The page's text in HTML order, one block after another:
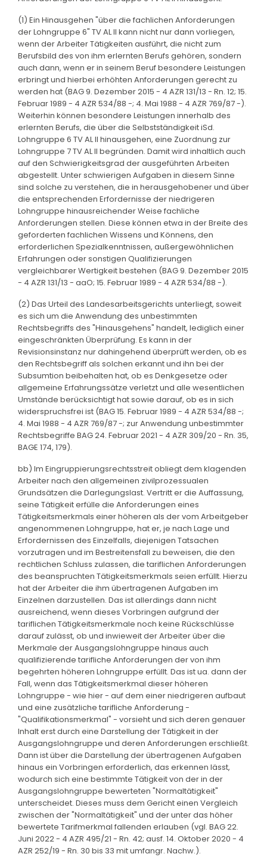
(1) Ein Hinausgehen "über die fachlichen Anforderungen
der Lohngruppe 6" TV AL II kann nicht nur dann vorliegen,
wenn der Arbeiter Tätigkeiten ausführt, die nicht zum
Berufsbild des von ihm erlernten Berufs gehören, sondern
auch dann, wenn er in seinem Beruf besondere Leistungen
erbringt und hierbei erhöhten Anforderungen gerecht zu
werden hat (BAG 9. Dezember 2015 - 4 AZR 131/13 - Rn. 12; 15.
Februar 1989 - 4 AZR 534/88 -; 4. Mai 1988 - 4 AZR 769/87 -).
Weiterhin können besondere Leistungen innerhalb des
erlernten Berufs, die über die Selbstständigkeit iSd.
Lohngruppe 6 TV AL II hinausgehen, eine Zuordnung zur
Lohngruppe 7 TV AL II begründen. Damit wird inhaltlich auch
auf den Schwierigkeitsgrad der ausgeführten Arbeiten
abgestellt. Unter schwierigen Aufgaben in diesem Sinne
sind solche zu verstehen, die in herausgehobener und über
die entsprechenden Erfordernisse der niedrigeren
Lohngruppe hinausreichender Weise fachliche
Anforderungen stellen. Diese können etwa in der Breite des
geforderten fachlichen Wissens und Könnens, den
erforderlichen Spezialkenntnissen, außergewöhnlichen
Erfahrungen oder sonstigen Qualifizierungen
vergleichbarer Wertigkeit bestehen (BAG 9. Dezember 2015
- 4 AZR 131/13 - aaO; 15. Februar 1989 - 4 AZR 534/88 -).
(2) Das Urteil des Landesarbeitsgerichts unterliegt, soweit
es sich um die Anwendung des unbestimmten
Rechtsbegriffs des "Hinausgehens" handelt, lediglich einer
eingeschränkten Überprüfung. Es kann in der
Revisionsinstanz nur dahingehend überprüft werden, ob es
den Rechtsbegriff als solchen erkannt und ihn bei der
Subsumtion beibehalten hat, ob es Denkgesetze oder
allgemeine Erfahrungssätze verletzt und alle wesentlichen
Umstände berücksichtigt hat sowie darauf, ob es in sich
widerspruchsfrei ist (BAG 15. Februar 1989 - 4 AZR 534/88 -;
4. Mai 1988 - 4 AZR 769/87 -; zur Anwendung unbestimmter
Rechtsbegriffe BAG 24. Februar 2021 - 4 AZR 309/20 - Rn. 35,
BAGE 174, 179).
bb) Im Eingruppierungsrechtsstreit obliegt dem klagenden
Arbeiter nach den allgemeinen zivilprozessualen
Grundsätzen die Darlegungslast. Vertritt er die Auffassung,
seine Tätigkeit erfülle die Anforderungen eines
Tätigkeitsmerkmals einer höheren als der vom Arbeitgeber
angenommenen Lohngruppe, hat er, je nach Lage und
Erfordernissen des Einzelfalls, diejenigen Tatsachen
vorzutragen und im Bestreitensfall zu beweisen, die den
rechtlichen Schluss zulassen, die tariflichen Anforderungen
des beanspruchten Tätigkeitsmerkmals seien erfüllt. Hierzu
hat der Arbeiter die ihm übertragenen Aufgaben im
Einzelnen darzustellen. Das ist allerdings dann nicht
ausreichend, wenn dieses Vorbringen aufgrund der
tariflichen Tätigkeitsmerkmale noch keine Rückschlüsse
darauf zulässt, ob und inwieweit der Arbeiter über die
Merkmale der Ausgangslohngruppe hinaus auch
qualifizierende tarifliche Anforderungen der von ihm
begehrten höheren Lohngruppe erfüllt. Das ist ua. dann der
Fall, wenn das Tätigkeitsmerkmal dieser höheren
Lohngruppe - wie hier - auf dem einer niedrigeren aufbaut
und eine zusätzliche tarifliche Anforderung -
"Qualifikationsmerkmal" - vorsieht und sich deren genauer
Inhalt erst durch eine Darstellung der Tätigkeit in der
Ausgangslohngruppe und deren Anforderungen erschließt.
Dann ist über die Darstellung der übertragenen Aufgaben
hinaus ein Vorbringen erforderlich, das erkennen lässt,
wodurch sich eine bestimmte Tätigkeit von der in der
Ausgangslohngruppe bewerteten "Normaltätigkeit"
unterscheidet. Dieses muss dem Gericht einen Vergleich
zwischen der "Normaltätigkeit" und der unter das höher
bewertete Tarifmerkmal fallenden erlauben (vgl. BAG 22.
Juni 2022 - 4 AZR 495/21 - Rn. 42; ausf. 14. Oktober 2020 - 4
AZR 252/19 - Rn. 30 bis 33 mit umfangr. Nachw.).